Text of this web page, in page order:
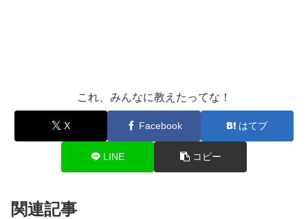
これ、みんなに教えたってな！
X Facebook はてブ
LINE コピー
関連記事